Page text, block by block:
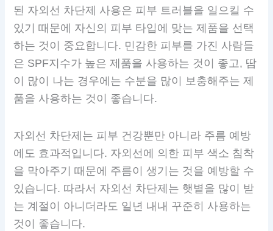
된 자외선 차단제 사용은 피부 트러블을 일으킬 수
있기 때문에 자신의 피부 타입에 맞는 제품을 선택
하는 것이 중요합니다. 민감한 피부를 가진 사람들
은 SPF지수가 높은 제품을 사용하는 것이 좋고, 땀
이 많이 나는 경우에는 수분을 많이 보충해주는 제
품을 사용하는 것이 좋습니다.
자외선 차단제는 피부 건강뿐만 아니라 주름 예방
에도 효과적입니다. 자외선에 의한 피부 색소 침착
을 막아주기 때문에 주름이 생기는 것을 예방할 수
있습니다. 따라서 자외선 차단제는 햇볕을 많이 받
는 계절이 아니더라도 일년 내내 꾸준히 사용하는
것이 좋습니다.